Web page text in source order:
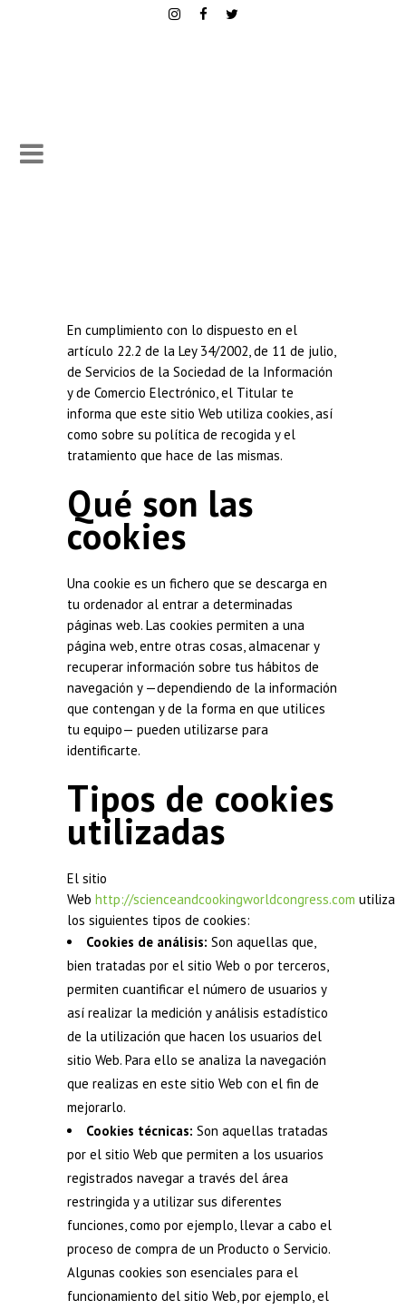
En cumplimiento con lo dispuesto en el
artículo 22.2 de la Ley 34/2002, de 11 de julio,
de Servicios de la Sociedad de la Información
y de Comercio Electrónico, el Titular te
informa que este sitio Web utiliza cookies, así
como sobre su política de recogida y el
tratamiento que hace de las mismas.
Qué son las
cookies
Una cookie es un fichero que se descarga en
tu ordenador al entrar a determinadas
páginas web. Las cookies permiten a una
página web, entre otras cosas, almacenar y
recuperar información sobre tus hábitos de
navegación y —dependiendo de la información
que contengan y de la forma en que utilices
tu equipo— pueden utilizarse para
identificarte.
Tipos de cookies
utilizadas
El sitio
Web http://scienceandcookingworldcongress.com utiliza
los siguientes tipos de cookies:
Cookies de análisis: Son aquellas que,
bien tratadas por el sitio Web o por terceros,
permiten cuantificar el número de usuarios y
así realizar la medición y análisis estadístico
de la utilización que hacen los usuarios del
sitio Web. Para ello se analiza la navegación
que realizas en este sitio Web con el fin de
mejorarlo.
Cookies técnicas: Son aquellas tratadas
por el sitio Web que permiten a los usuarios
registrados navegar a través del área
restringida y a utilizar sus diferentes
funciones, como por ejemplo, llevar a cabo el
proceso de compra de un Producto o Servicio.
Algunas cookies son esenciales para el
funcionamiento del sitio Web, por ejemplo, el